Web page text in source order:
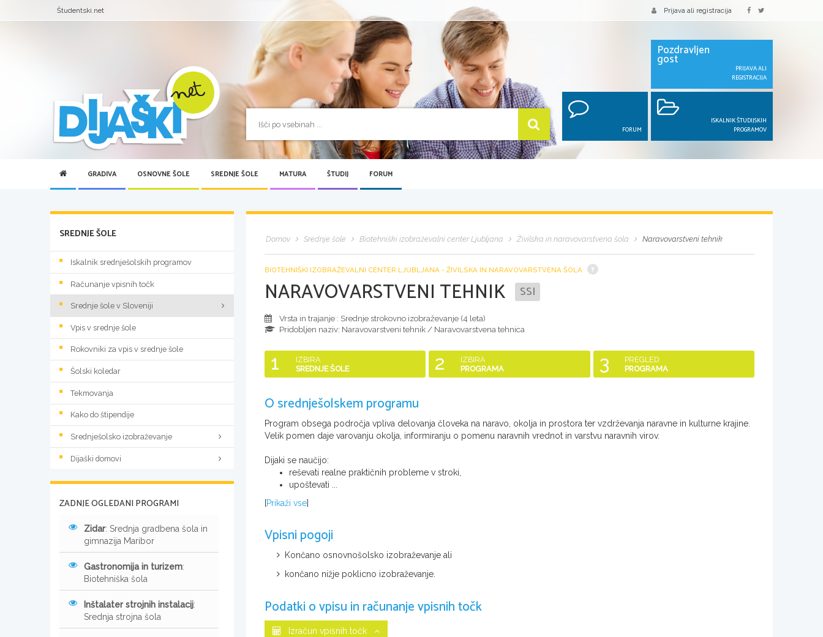
Študentski.net Prijava ali registracija
Pozdravljen
gost
PRIJAVA ALI
REGISTRACIJA
FORUM
ISKALNIK ŠTUDIJSKIH
PROGRAMOV
GRADIVA OSNOVNE ŠOLE SREDNJE ŠOLE MATURA ŠTUDIJ FORUM
Domov Srednje šole Biotehniški izobraževalni center Ljubljana Živilska in naravovarstvena šola Naravovarstveni tehnik
BIOTEHNIŠKI IZOBRAŽEVALNI CENTER LJUBLJANA - ŽIVILSKA IN NARAVOVARSTVENA ŠOLA
NARAVOVARSTVENI TEHNIK SSI
Vrsta in trajanje : Srednje strokovno izobraževanje (4 leta)
Pridobljen naziv: Naravovarstveni tehnik / Naravovarstvena tehnica
1
IZBIRA
SREDNJE ŠOLE
2
IZBIRA
PROGRAMA
3
PREGLED
PROGRAMA
O srednješolskem programu
Program obsega področja vpliva delovanja človeka na naravo, okolja in prostora ter vzdrževanja naravne in kulturne krajine.
Velik pomen daje varovanju okolja, informiranju o pomenu naravnih vrednot in varstvu naravnih virov.
Dijaki se naučijo:
reševati realne praktičnih probleme v stroki,
upoštevati ...
[Prikaži vse]
Vpisni pogoji
Končano osnovnošolsko izobraževanje ali
končano nižje poklicno izobraževanje.
Podatki o vpisu in računanje vpisnih točk
Izračun vpisnih točk
SREDNJE ŠOLE
Iskalnik srednješolskih programov
Računanje vpisnih točk
Srednje šole v Sloveniji
Vpis v srednje šole
Rokovniki za vpis v srednje šole
Šolski koledar
Tekmovanja
Kako do štipendije
Srednješolsko izobraževanje
Dijaški domovi
ZADNJE OGLEDANI PROGRAMI
Zidar: Srednja gradbena šola in
gimnazija Maribor
Gastronomija in turizem:
Biotehniška šola
Inštalater strojnih instalacij:
Srednja strojna šola